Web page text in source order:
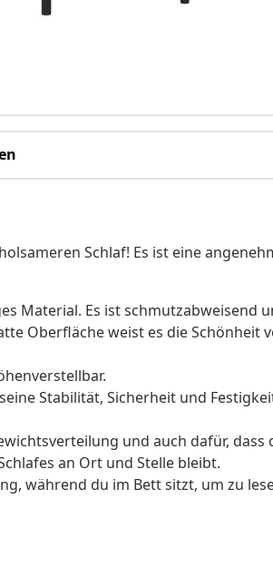
Schlaf! Es ist eine
Material. Es ist schmutzabweisend
Oberfläche weist es die Schönheit
Stabilität, Sicherheit und
und auch dafür, dass
an Ort und Stelle bleibt.
während du im Bett sitzt, um zu